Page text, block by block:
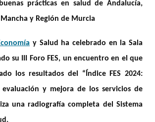
prácticas en salud de Andalucía,
Mancha y Región de Murcia
y Salud ha celebrado en la Sala
su III Foro FES, un encuentro en el que
los resultados del “Índice FES 2024:
y mejora de los servicios de
una radiografía completa del Sistema